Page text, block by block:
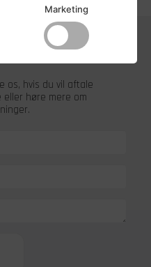
Marketing
høre fra dig
os, hvis du vil aftale
høre mere om